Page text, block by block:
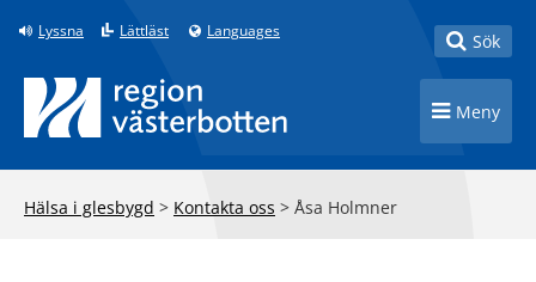
Till innehåll på sidan
Lyssna Lättläst Languages Toggle
Sök
Toggle
Meny
Hälsa i glesbygd > Kontakta oss > Åsa Holmner